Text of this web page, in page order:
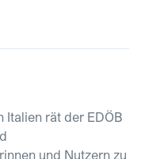
Italien rät der EDÖB
und Nutzern zu